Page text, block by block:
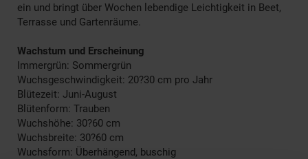
ein und bringt über Wochen lebendige Leichtigkeit in Beet,
Terrasse und Gartenräume.
Wachstum und Erscheinung
Immergrün: Sommergrün
Wuchsgeschwindigkeit: 20?30 cm pro Jahr
Blütezeit: Juni-August
Blütenform: Trauben
Wuchshöhe: 30?60 cm
Wuchsbreite: 30?60 cm
Wuchsform: Überhängend, buschig